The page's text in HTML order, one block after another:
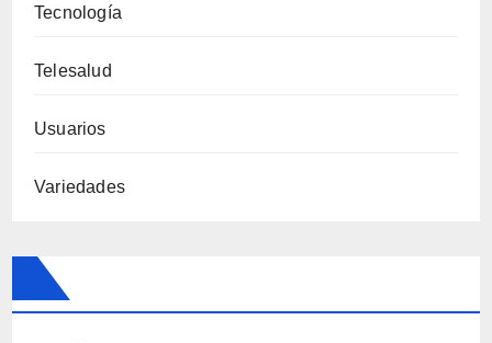
Tecnología
Telesalud
Usuarios
Variedades